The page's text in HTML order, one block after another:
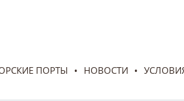
ПОРТЫ НОВОСТИ